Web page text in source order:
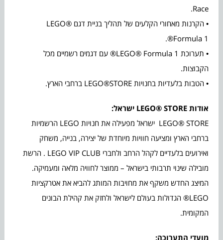
Race.
• הקרנות מאחורי הקלעים של תהליך בניית דגם LEGO®
Formula 1®.
• תערוכת LEGO® Formula 1® עם דגמים רשמיים מכל
הקבוצות.
• הטבות בלעדיות בחנויות LEGO®STORE ברחבי הארץ.
אודות LEGO® STORE ישראל:
LEGO® STORE ישראל מפעילה את חנויות LEGO הרשמיות
ברחבי הארץ ומציעה חוויות מיוחדת של יצירה, בנייה, משחק
ואירועים בלעדיים לקהל הרחב ולחברי LEGO VIP CLUB . הרשת
מובילה שינוי תרבותי בישראל – ממוצר לחוויה מלאה ומעמיקה.
המיצג החדש משקף את מחויבות המותג להביא את אטרקציות
LEGO® הגדולות בעולם לישראל ולחזק את קהילת הבונים
המקומית.
מועדי התערוכה: